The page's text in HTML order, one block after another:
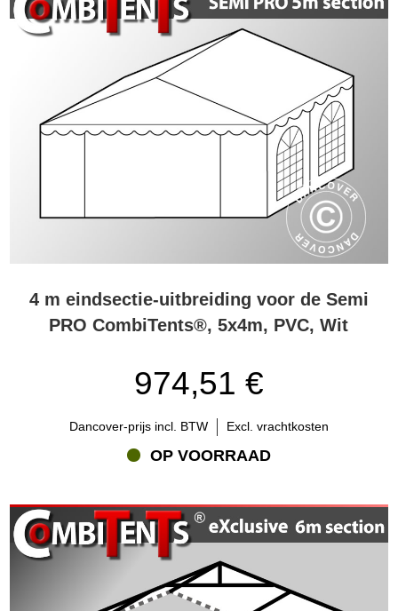
4 m eindsectie-uitbreiding voor de Semi
PRO CombiTents®, 5x4m, PVC, Wit
974,51 €
Dancover-prijs incl. BTW Excl. vrachtkosten
OP VOORRAAD